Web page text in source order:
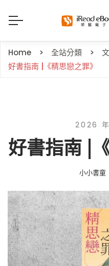
Home 全站分類
好書指南 |《精思戀之罪》
2026
好書指南 |
小小書童